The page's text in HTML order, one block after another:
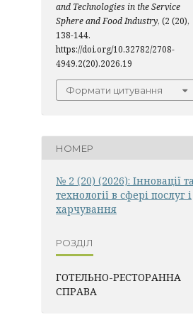
and Technologies in the Service
Sphere and Food Industry, (2 (20),
138-144.
https://doi.org/10.32782/2708-
4949.2(20).2026.19
Формати цитування
НОМЕР
№ 2 (20) (2026): Інновації
технології в сфері послуг і
харчування
РОЗДІЛ
ГОТЕЛЬНО-РЕСТОРАННА
СПРАВА